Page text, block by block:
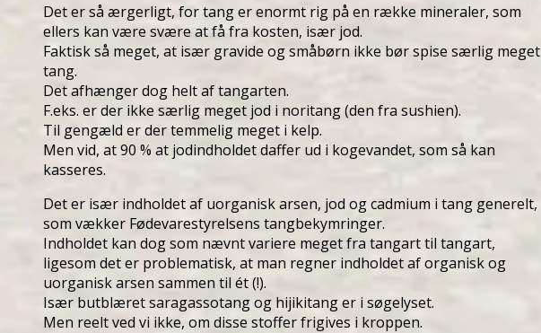
Det er så ærgerligt, for tang er enormt rig på en række mineraler, som
ellers kan være svære at få fra kosten, især jod.
Faktisk så meget, at især gravide og småbørn ikke bør spise særlig meget
tang.
Det afhænger dog helt af tangarten.
F.eks. er der ikke særlig meget jod i noritang (den fra sushien).
Til gengæld er der temmelig meget i kelp.
Men vid, at 90 % at jodindholdet daffer ud i kogevandet, som så kan
kasseres.
Det er især indholdet af uorganisk arsen, jod og cadmium i tang generelt,
som vækker Fødevarestyrelsens tangbekymringer.
Indholdet kan dog som nævnt variere meget fra tangart til tangart,
ligesom det er problematisk, at man regner indholdet af organisk og
uorganisk arsen sammen til ét (!).
Især butblæret saragassotang og hijikitang er i søgelyset.
Men reelt ved vi ikke, om disse stoffer frigives i kroppen.